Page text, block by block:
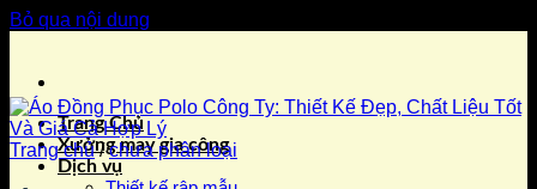
Bỏ qua nội dung
Trang Chủ
Xưởng may gia công
Dịch vụ
Trang chủ / chưa phân loại